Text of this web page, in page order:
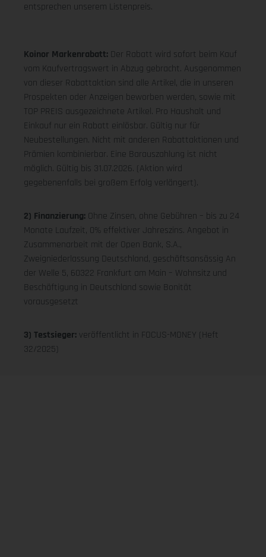
entsprechen unserem Listenpreis.
Koinor Markenrabatt: Der Rabatt wird sofort beim Kauf
vom Kaufvertragswert in Abzug gebracht. Ausgenommen
von dieser Rabattaktion sind alle Artikel, die in unseren
Prospekten oder Anzeigen beworben werden, sowie mit
TOP PREIS ausgezeichnete Artikel. Pro Haushalt und
Einkauf nur ein Rabatt einlösbar. Gültig nur für
Neubestellungen. Nicht mit anderen Rabattaktionen und
Prämien kombinierbar. Eine Barauszahlung ist nicht
möglich. Gültig bis 31.07.2026. (Aktion wird
gegebenenfalls bei großem Erfolg verlängert).
2) Finanzierung: Ohne Zinsen, ohne Gebühren – bis zu 24
Monate Laufzeit, 0% effektiver Jahreszins. Angebot in
Zusammenarbeit mit der Open Bank, S.A.,
Zweigniederlassung Deutschland, geschäftsansässig An
der Welle 5, 60322 Frankfurt am Main – Wohnsitz und
Beschäftigung in Deutschland sowie Bonität
vorausgesetzt
3) Testsieger: veröffentlicht in FOCUS-MONEY (Heft
32/2025)